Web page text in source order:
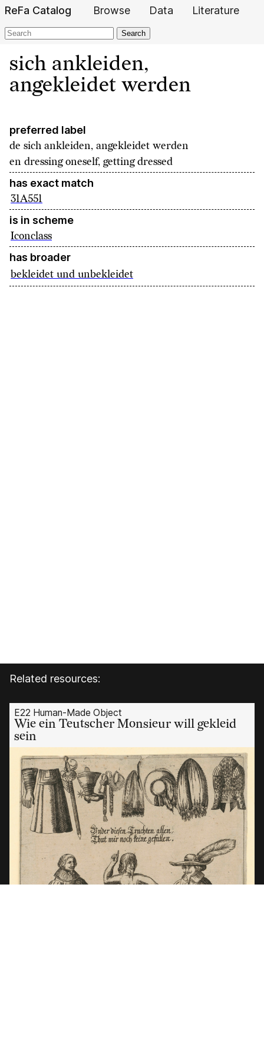
ReFa Catalog Browse Data Literature
Search
sich ankleiden,
angekleidet werden
preferred label
de sich ankleiden, angekleidet werden
en dressing oneself, getting dressed
has exact match
31A551
is in scheme
Iconclass
has broader
bekleidet und unbekleidet
Related resources:
E22 Human-Made Object
Wie ein Teutscher Monsieur will gekleid
sein